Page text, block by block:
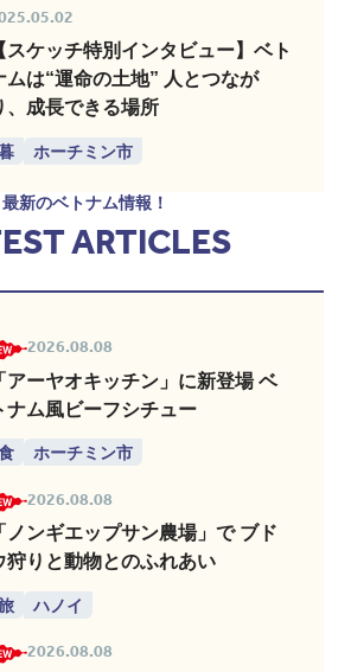
【スケッチ特別インタビュー】ベト
ムは“運命の土地” 人とつなが
、成長できる場所
ホーチミン市
最新のベトナム情報！
ARTICLES
2026.08.08
「アーヤオキッチン」に新登場 ベ
ナム風ビーフシチュー
ホーチミン市
2026.08.08
「ノンギエップサン農場」で ブド
狩りと動物とのふれあい
ハノイ
2026.08.08